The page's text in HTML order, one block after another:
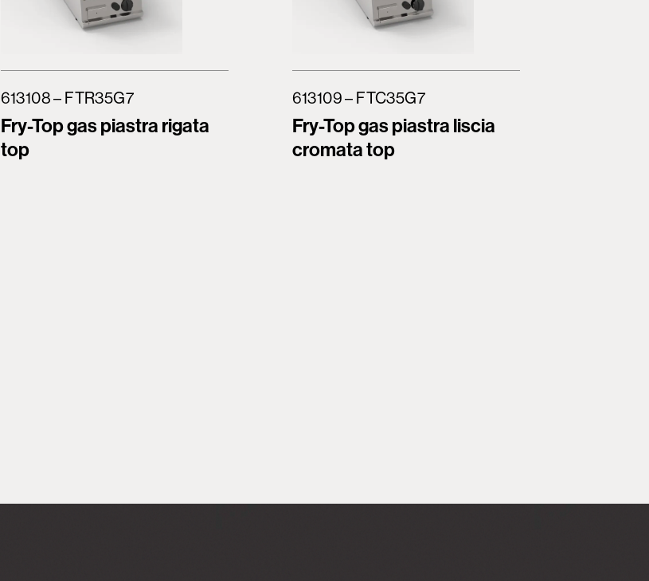
Fry-Top gas piastra rigata
top
613108 – FTR35G7
Fry-Top gas piastra liscia
cromata top
613109 – FTC35G7